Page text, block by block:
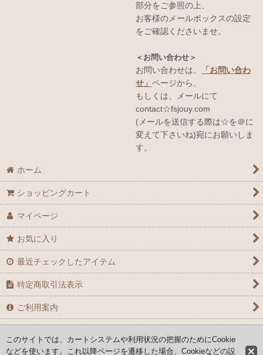
部分をご参照の上、
お客様のメールボックスの設定
をご確認くださいませ。
＜お問い合わせ＞
お問い合わせは、
「お問い合わ
せ」 ページから、
もしくは、メールにて
contact☆fsjouy.com
(メールを送信する際は☆を＠に
変えて下さいね)宛にお願いしま
す。
ホーム
ショッピングカート
マイページ
お気に入り
最近チェックしたアイテム
特定商取引法表示
ご利用案内
このサイトでは、カートシステムや利用状況の把握のためにCookie
などを使います。これ以降ページを遷移した場合、Cookieなどの設